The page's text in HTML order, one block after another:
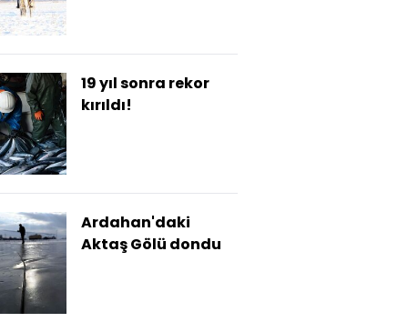
19 yıl sonra rekor
kırıldı!
Ardahan'daki
Aktaş Gölü dondu